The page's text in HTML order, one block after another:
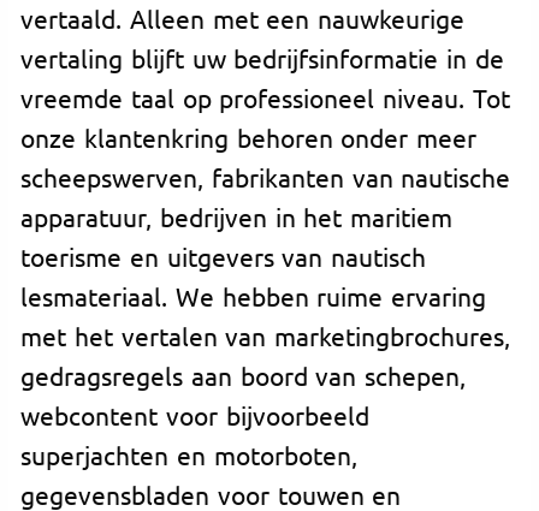
vertaald. Alleen met een nauwkeurige
vertaling blijft uw bedrijfsinformatie in de
vreemde taal op professioneel niveau. Tot
onze klantenkring behoren onder meer
scheepswerven, fabrikanten van nautische
apparatuur, bedrijven in het maritiem
toerisme en uitgevers van nautisch
lesmateriaal. We hebben ruime ervaring
met het vertalen van marketingbrochures,
gedragsregels aan boord van schepen,
webcontent voor bijvoorbeeld
superjachten en motorboten,
gegevensbladen voor touwen en